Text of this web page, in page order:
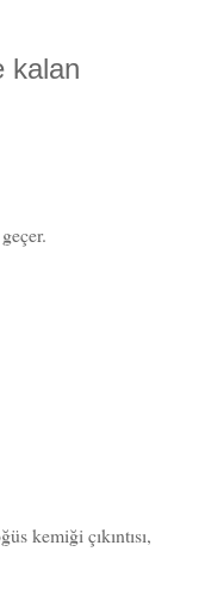
kalan
kemiği çıkıntısı,